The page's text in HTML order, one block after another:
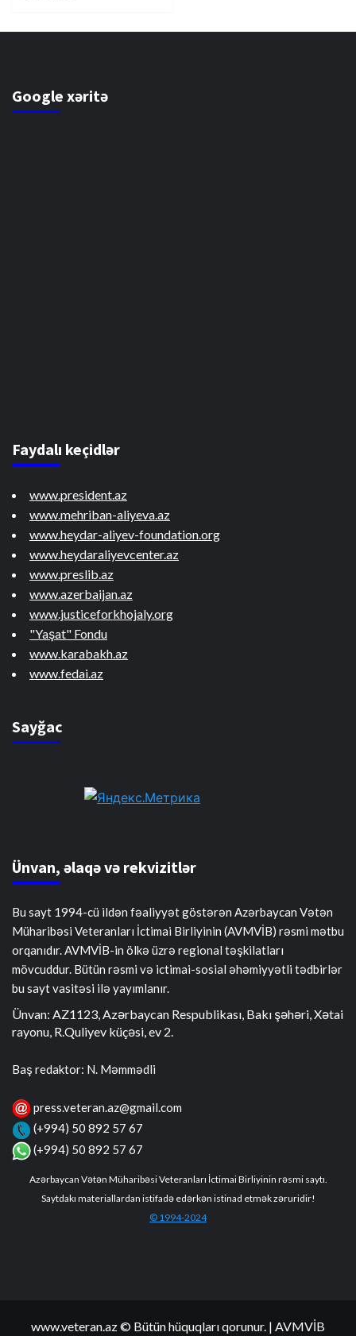
Google xəritə
Faydalı keçidlər
www.president.az
www.mehriban-aliyeva.az
www.heydar-aliyev-foundation.org
www.heydaraliyevcenter.az
www.preslib.az
www.azerbaijan.az
www.justiceforkhojaly.org
"Yaşat" Fondu
www.karabakh.az
www.fedai.az
Sayğac
Ünvan, əlaqə və rekvizitlər
Bu sayt 1994-cü ildən fəaliyyət göstərən Azərbaycan Vətən
Müharibəsi Veteranları İctimai Birliyinin (AVMVİB) rəsmi mətbu
orqanıdır. AVMVİB-in ölkə üzrə regional təşkilatları
mövcuddur. Bütün rəsmi və ictimai-sosial əhəmiyyətli tədbirlər
bu sayt vasitəsi ilə yayımlanır.
Ünvan: AZ1123, Azərbaycan Respublikası, Bakı şəhəri, Xətai
rayonu, R.Quliyev küçəsi, ev 2.
Baş redaktor: N. Məmmədli
press.veteran.az@gmail.com
(+994) 50 892 57 67
(+994) 50 892 57 67
Azərbaycan Vətən Müharibəsi Veteranları İctimai Birliyinin rəsmi saytı.
Saytdakı materiallardan istifadə edərkən istinad etmək zəruridir!
© 1994-2024
www.veteran.az © Bütün hüquqları qorunur. | AVMVİB